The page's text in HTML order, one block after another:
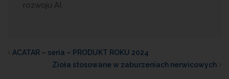
rozwoju AI.
ACATAR – seria – PRODUKT ROKU 2024
Zioła stosowane w zaburzeniach nerwicowych